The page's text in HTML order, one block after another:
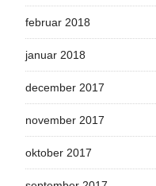
februar 2018
januar 2018
december 2017
november 2017
oktober 2017